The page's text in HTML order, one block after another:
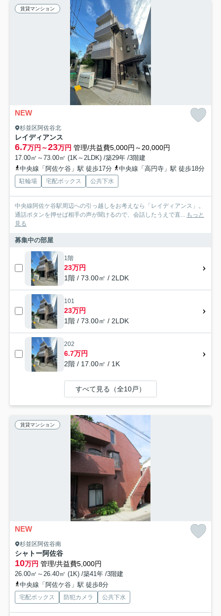
賃貸マンション
NEW
杉並区阿佐谷北
レイディアンス
6.7万円～23万円 管理/共益費5,000円～20,000円
17.00㎡～73.00㎡ (1K～2LDK) /築29年 /3階建
中央線「阿佐ケ谷」駅 徒歩17分
中央線「高円寺」駅 徒歩18分
駐輪場 宅配ボックス 公共下水
中央線阿佐ケ谷駅周辺への引っ越しをお考えなら「レイディアンス」。
通話ボタンを押せば相手の声が聞けるので、会話したうえで直... もっと
見る
募集中の部屋
1階
23万円
1階 / 73.00㎡ / 2LDK
101
23万円
1階 / 73.00㎡ / 2LDK
202
6.7万円
2階 / 17.00㎡ / 1K
すべて見る（全10戸）
賃貸マンション
NEW
杉並区阿佐谷南
シャトー阿佐谷
10万円 管理/共益費5,000円
26.00㎡～26.40㎡ (1K) /築41年 /3階建
中央線「阿佐ケ谷」駅 徒歩8分
宅配ボックス 防犯カメラ 公共下水